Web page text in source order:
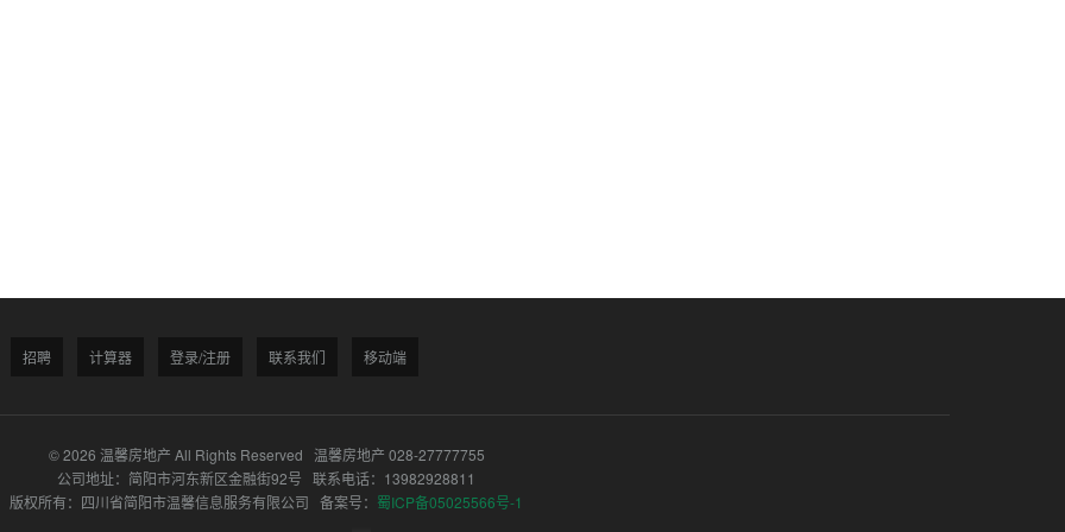
招聘 计算器 登录/注册 联系我们 移动端
© 2026 温馨房地产 All Rights Reserved 温馨房地产 028-27777755
公司地址：简阳市河东新区金融街92号 联系电话：13982928811
版权所有：四川省简阳市温馨信息服务有限公司 备案号： 蜀ICP备05025566号-1